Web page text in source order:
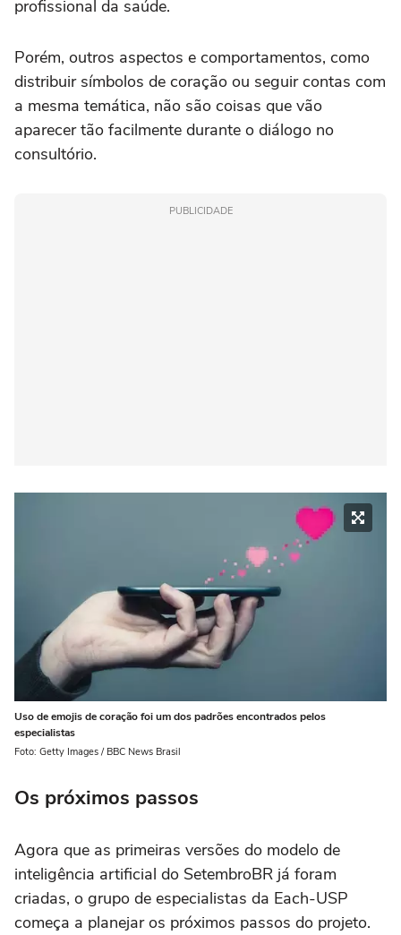
profissional da saúde.
Porém, outros aspectos e comportamentos, como
distribuir símbolos de coração ou seguir contas com
a mesma temática, não são coisas que vão
aparecer tão facilmente durante o diálogo no
consultório.
PUBLICIDADE
Uso de emojis de coração foi um dos padrões encontrados pelos
especialistas
Foto: Getty Images / BBC News Brasil
Os próximos passos
Agora que as primeiras versões do modelo de
inteligência artificial do SetembroBR já foram
criadas, o grupo de especialistas da Each-USP
começa a planejar os próximos passos do projeto.